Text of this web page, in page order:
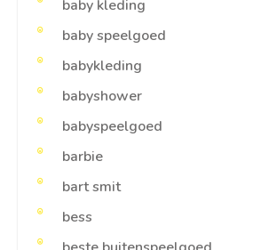
baby kleding
baby speelgoed
babykleding
babyshower
babyspeelgoed
barbie
bart smit
bess